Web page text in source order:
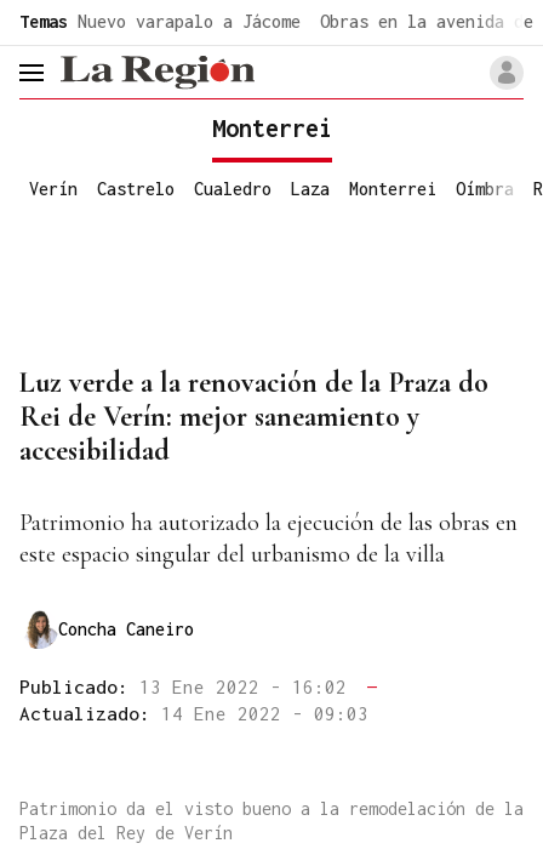
Temas Nuevo varapalo a Jácome Obras en la avenida de
header.menu.open
Monterrei
Verín Castrelo Cualedro Laza Monterrei Oímbra
Luz verde a la renovación de la Praza do
Rei de Verín: mejor saneamiento y
accesibilidad
Patrimonio ha autorizado la ejecución de las obras en
este espacio singular del urbanismo de la villa
Concha Caneiro
Publicado: 13 Ene 2022 - 16:02
—
Actualizado: 14 Ene 2022 - 09:03
Patrimonio da el visto bueno a la remodelación de la
Plaza del Rey de Verín